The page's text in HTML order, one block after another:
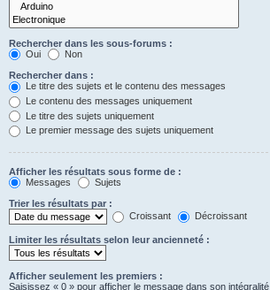
Rechercher dans les sous-forums :
Oui
Non
Rechercher dans :
Le titre des sujets et le contenu des messages
Le contenu des messages uniquement
Le titre des sujets uniquement
Le premier message des sujets uniquement
Afficher les résultats sous forme de :
Messages
Sujets
Trier les résultats par :
Croissant
Décroissant
Limiter les résultats selon leur ancienneté :
Afficher seulement les premiers :
Saisissez « 0 » pour afficher le message dans son intégralité.